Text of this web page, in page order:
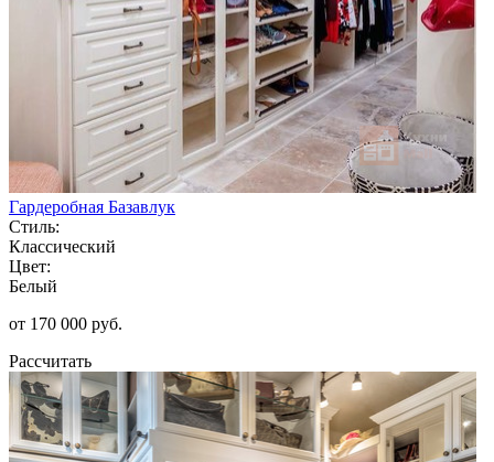
Гардеробная Базавлук
Стиль:
Классический
Цвет:
Белый
от 170 000 руб.
Рассчитать